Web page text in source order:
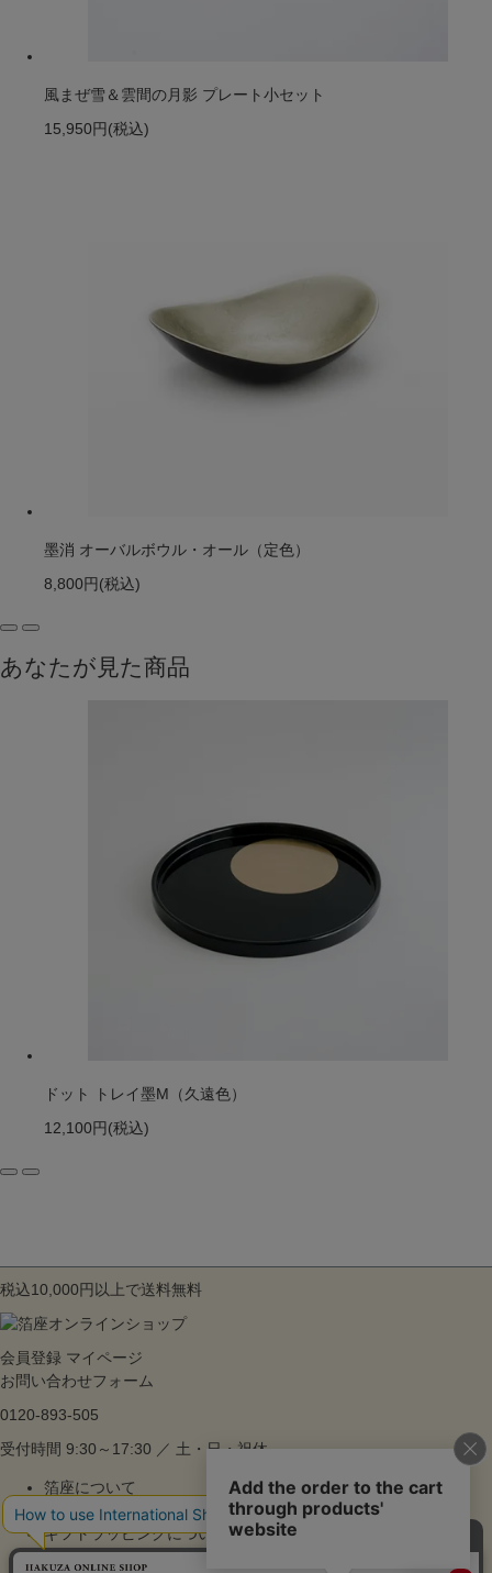
風まぜ雪＆雲間の月影 プレート小セット
15,950円 (税込)
墨消 オーバルボウル・オール（定色）
8,800円 (税込)
あなたが見た商品
ドット トレイ墨M（久遠色）
12,100円 (税込)
税込10,000円以上で送料無料
会員登録 マイページ
お問い合わせフォーム
0120-893-505
受付時間 9:30～17:30 ／ 土・日・祝休
箔座について
ご利用ガイド
ギフトラッピングについて
よくあるご質問